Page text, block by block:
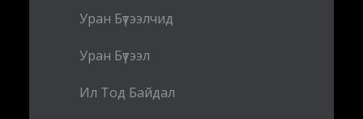
Уран Бүтээлчид
Уран Бүтээл
Ил Тод Байдал